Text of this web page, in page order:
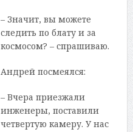
– Значит, вы можете
следить по блату и за
космосом? – спрашиваю.
Андрей посмеялся:
– Вчера приезжали
инженеры, поставили
четвертую камеру. У нас